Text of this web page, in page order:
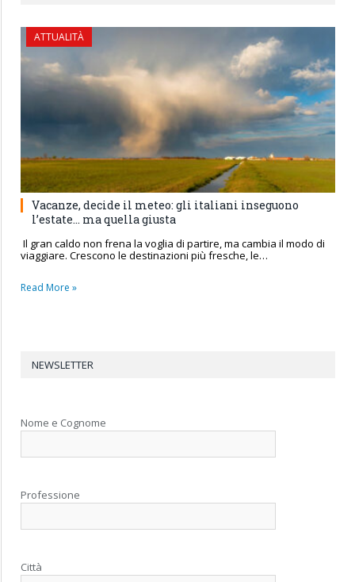
ATTUALITÀ
Vacanze, decide il meteo: gli italiani inseguono
l’estate… ma quella giusta
Il gran caldo non frena la voglia di partire, ma cambia il modo di
viaggiare. Crescono le destinazioni più fresche, le…
Read More »
NEWSLETTER
Nome e Cognome
Professione
Città